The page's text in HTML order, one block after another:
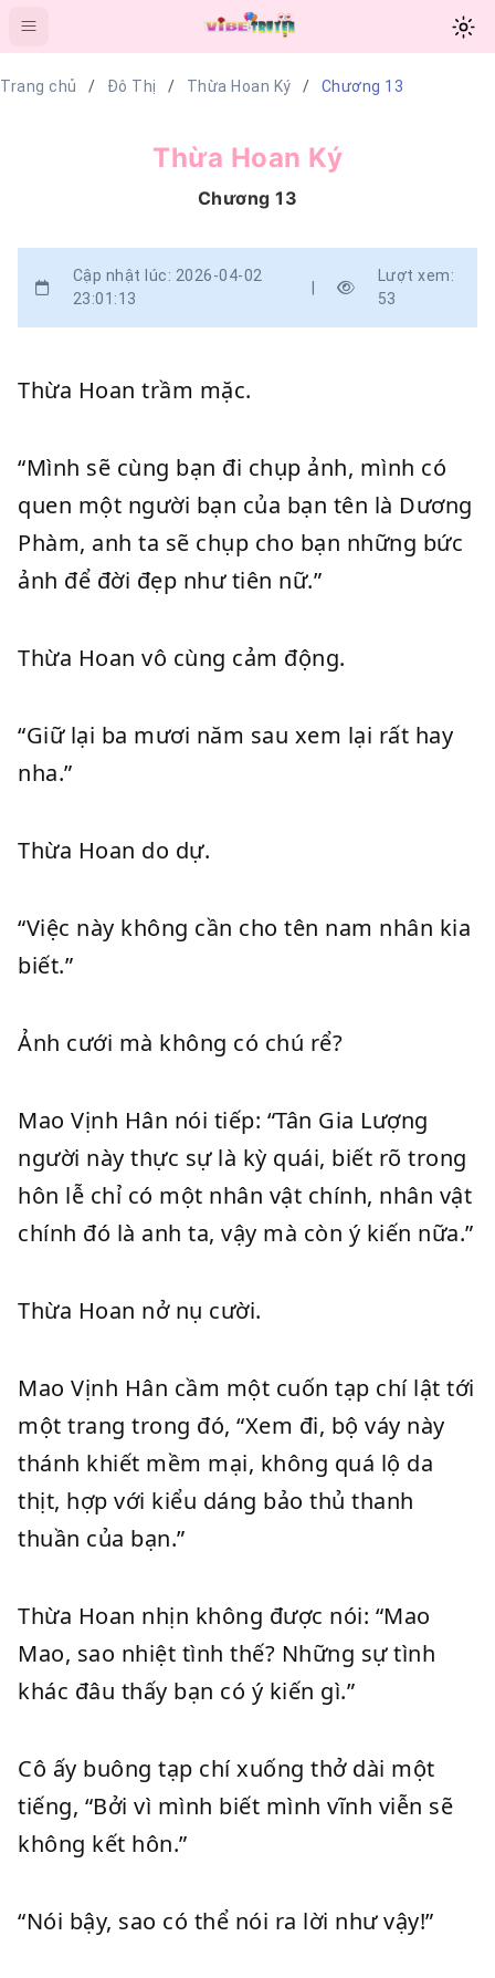
Trang chủ Đô Thị Thừa Hoan Ký Chương 13
Thừa Hoan Ký
Chương 13
Cập nhật lúc: 2026-04-02
23:01:13
|
Lượt xem:
53
Thừa Hoan trầm mặc.
“Mình sẽ cùng bạn đi chụp ảnh, mình có
quen một người bạn của bạn tên là Dương
Phàm, anh ta sẽ chụp cho bạn những bức
ảnh để đời đẹp như tiên nữ.”
Thừa Hoan vô cùng cảm động.
“Giữ lại ba mươi năm sau xem lại rất hay
nha.”
Thừa Hoan do dự.
“Việc này không cần cho tên nam nhân kia
biết.”
Ảnh cưới mà không có chú rể?
Mao Vịnh Hân nói tiếp: “Tân Gia Lượng
người này thực sự là kỳ quái, biết rõ trong
hôn lễ chỉ có một nhân vật chính, nhân vật
chính đó là anh ta, vậy mà còn ý kiến nữa.”
Thừa Hoan nở nụ cười.
Mao Vịnh Hân cầm một cuốn tạp chí lật tới
một trang trong đó, “Xem đi, bộ váy này
thánh khiết mềm mại, không quá lộ da
thịt, hợp với kiểu dáng bảo thủ thanh
thuần của bạn.”
Thừa Hoan nhịn không được nói: “Mao
Mao, sao nhiệt tình thế? Những sự tình
khác đâu thấy bạn có ý kiến gì.”
Cô ấy buông tạp chí xuống thở dài một
tiếng, “Bởi vì mình biết mình vĩnh viễn sẽ
không kết hôn.”
“Nói bậy, sao có thể nói ra lời như vậy!”